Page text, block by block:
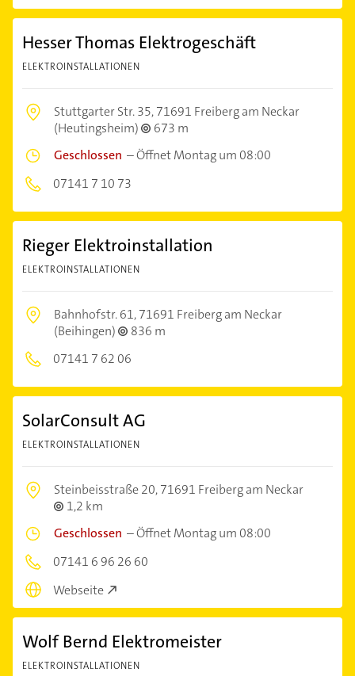
Hesser Thomas Elektrogeschäft
ELEKTROINSTALLATIONEN
Stuttgarter Str. 35,71691 Freiberg am Neckar
(Heutingsheim)
673 m
Geschlossen –Öffnet Montag um 08:00
07141 7 10 73
Rieger Elektroinstallation
ELEKTROINSTALLATIONEN
Bahnhofstr. 61,71691 Freiberg am Neckar
(Beihingen)
836 m
07141 7 62 06
SolarConsult AG
ELEKTROINSTALLATIONEN
Steinbeisstraße 20,71691 Freiberg am Neckar
1,2 km
Geschlossen –Öffnet Montag um 08:00
07141 6 96 26 60
Webseite
Wolf Bernd Elektromeister
ELEKTROINSTALLATIONEN